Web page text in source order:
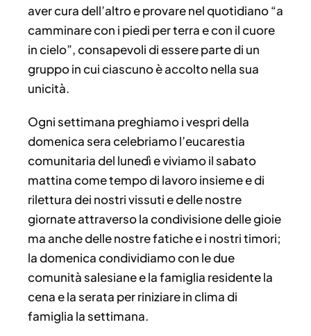
aver cura dell’altro e provare nel quotidiano “a
camminare con i piedi per terra e con il cuore
in cielo”, consapevoli di essere parte di un
gruppo in cui ciascuno è accolto nella sua
unicità.
Ogni settimana preghiamo i vespri della
domenica sera celebriamo l’eucarestia
comunitaria del lunedì e viviamo il sabato
mattina come tempo di lavoro insieme e di
rilettura dei nostri vissuti e delle nostre
giornate attraverso la condivisione delle gioie
ma anche delle nostre fatiche e i nostri timori;
la domenica condividiamo con le due
comunità salesiane e la famiglia residente la
cena e la serata per riniziare in clima di
famiglia la settimana.